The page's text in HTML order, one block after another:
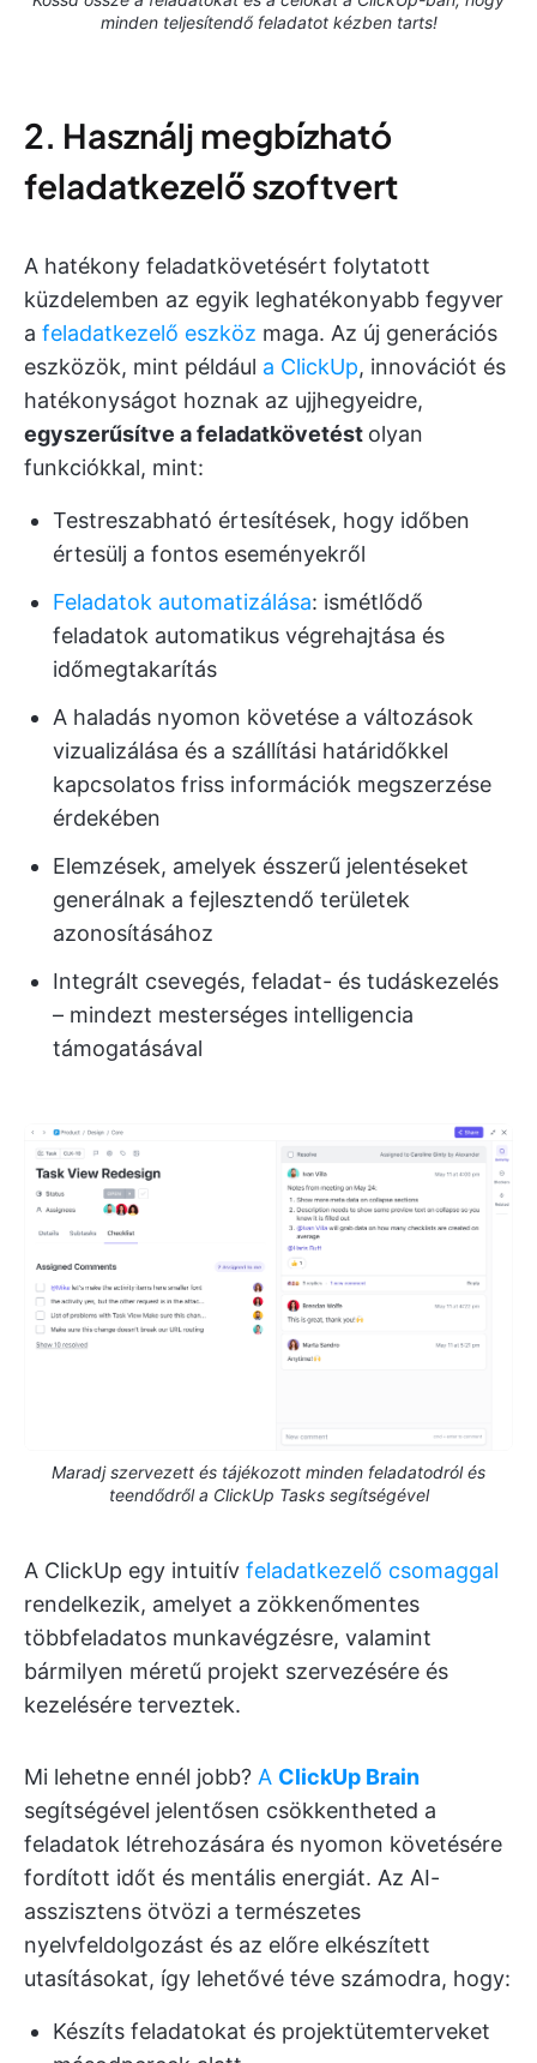
minden teljesítendő feladatot kézben tarts!
2. Használj megbízható
feladatkezelő szoftvert
A hatékony feladatkövetésért folytatott
küzdelemben az egyik leghatékonyabb fegyver
a feladatkezelő eszköz maga. Az új generációs
eszközök, mint például a ClickUp, innovációt és
hatékonyságot hoznak az ujjhegyeidre,
egyszerűsítve a feladatkövetést olyan
funkciókkal, mint:
Testreszabható értesítések, hogy időben
értesülj a fontos eseményekről
Feladatok automatizálása: ismétlődő
feladatok automatikus végrehajtása és
időmegtakarítás
A haladás nyomon követése a változások
vizualizálása és a szállítási határidőkkel
kapcsolatos friss információk megszerzése
érdekében
Elemzések, amelyek ésszerű jelentéseket
generálnak a fejlesztendő területek
azonosításához
Integrált csevegés, feladat- és tudáskezelés
– mindezt mesterséges intelligencia
támogatásával
Maradj szervezett és tájékozott minden feladatodról és
teendődről a ClickUp Tasks segítségével
A ClickUp egy intuitív feladatkezelő csomaggal
rendelkezik, amelyet a zökkenőmentes
többfeladatos munkavégzésre, valamint
bármilyen méretű projekt szervezésére és
kezelésére terveztek.
Mi lehetne ennél jobb? A ClickUp Brain
segítségével jelentősen csökkentheted a
feladatok létrehozására és nyomon követésére
fordított időt és mentális energiát. Az AI-
asszisztens ötvözi a természetes
nyelvfeldolgozást és az előre elkészített
utasításokat, így lehetővé téve számodra, hogy:
Készíts feladatokat és projektütemterveket